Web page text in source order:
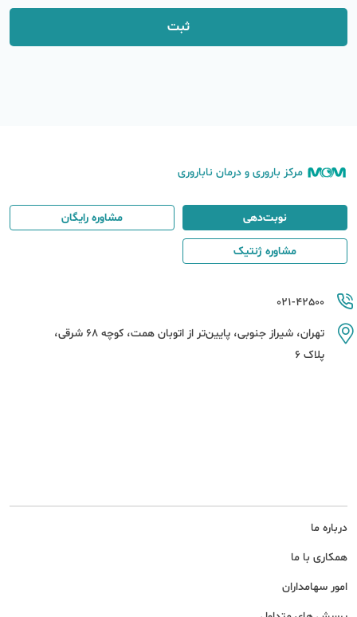
ثبت
مرکز باروری و درمان ناباروری
درباره ما
همکاری با ما
امور سهامداران
021-42500
تهران، شیراز جنوبی، پایین‌تر از اتوبان همت، کوچه 68 شرقی،
پلاک 6
نوبت‌دهی مشاوره رایگان
مشاوره ژنتیک